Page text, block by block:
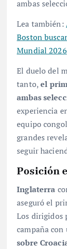
ambas
Lea también:
Boston
Mundial 2026
El duelo del
tanto,el
ambas
experiencia
equipo
grandes
seguir
Posición
Inglaterra
aseguró el
Los dirigidos
campaña
sobre